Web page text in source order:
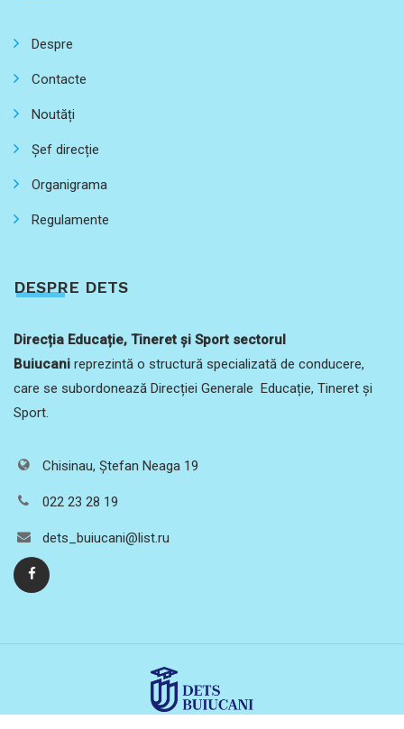
Despre
Contacte
Noutăți
Șef direcție
Organigrama
Regulamente
DESPRE DETS
Direcția Educație, Tineret și Sport sectorul
Buiucani reprezintă o structură specializată de conducere,
care se subordonează Direcției Generale Educație, Tineret și
Sport.
Chisinau, Ștefan Neaga 19
022 23 28 19
dets_buiucani@list.ru